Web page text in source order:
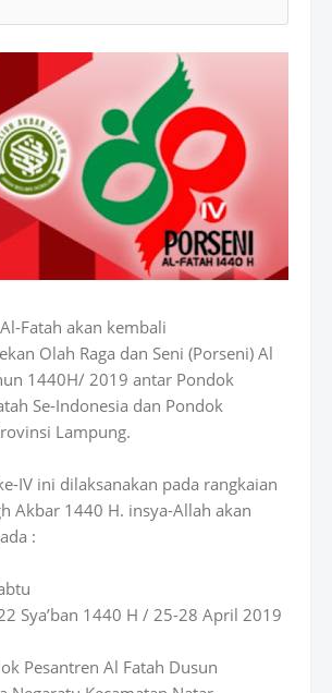
Fatah akan kembali
Olah Raga dan Seni (Porseni) Al
1440H/ 2019 antar Pondok
Se-Indonesia dan Pondok
Lampung.
IV ini dilaksanakan pada rangkaian
Akbar 1440 H. insya-Allah akan
:
Sya’ban 1440 H / 25-28 April 2019
Pesantren Al Fatah Dusun